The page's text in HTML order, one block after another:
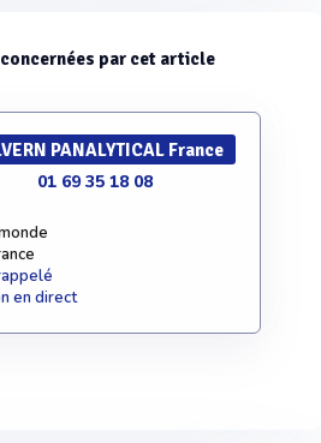
par cet article
PANALYTICAL France
01 69 35 18 08
en direct